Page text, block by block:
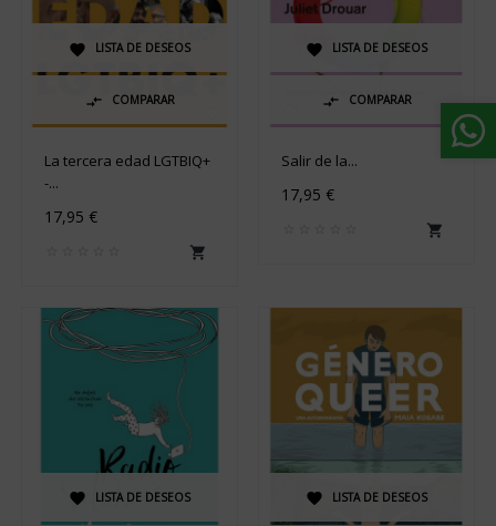
 LISTA DE DESEOS
 COMPARAR
La tercera edad LGTBIQ+
-...
17,95 €

 LISTA DE DESEOS
 COMPARAR
Salir de la...
17,95 €

 LISTA DE DESEOS  LISTA DE DESEOS